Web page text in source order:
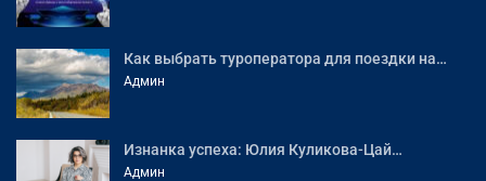
Как выбрать туроператора для поездки на…
Админ
Изнанка успеха: Юлия Куликова-Цай…
Админ